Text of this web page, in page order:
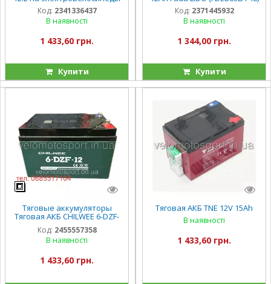
Код: 2341336437
В наявності
1 433,60 грн.
Купити
Код: 2371445932
В наявності
1 344,00 грн.
Купити
Тяговые аккумуляторы
Тяговая АКБ CHILWEE 6-DZF-
12.2 для
электровелосипедов дзм 13
Код: 2455557358
В наявності
1 433,60 грн.
Тяговая АКБ TNE 12V 15Ah
В наявності
1 433,60 грн.